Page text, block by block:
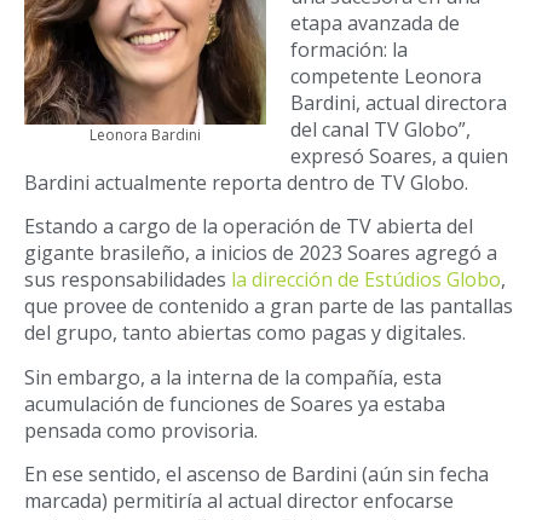
Leonora Bardini
etapa avanzada de
formación: la
competente Leonora
Bardini, actual directora
del canal TV Globo”,
expresó Soares, a quien
Bardini actualmente reporta dentro de TV Globo.
Estando a cargo de la operación de TV abierta del
gigante brasileño, a inicios de 2023 Soares agregó a
sus responsabilidades la dirección de Estúdios Globo,
que provee de contenido a gran parte de las pantallas
del grupo, tanto abiertas como pagas y digitales.
Sin embargo, a la interna de la compañía, esta
acumulación de funciones de Soares ya estaba
pensada como provisoria.
En ese sentido, el ascenso de Bardini (aún sin fecha
marcada) permitiría al actual director enfocarse